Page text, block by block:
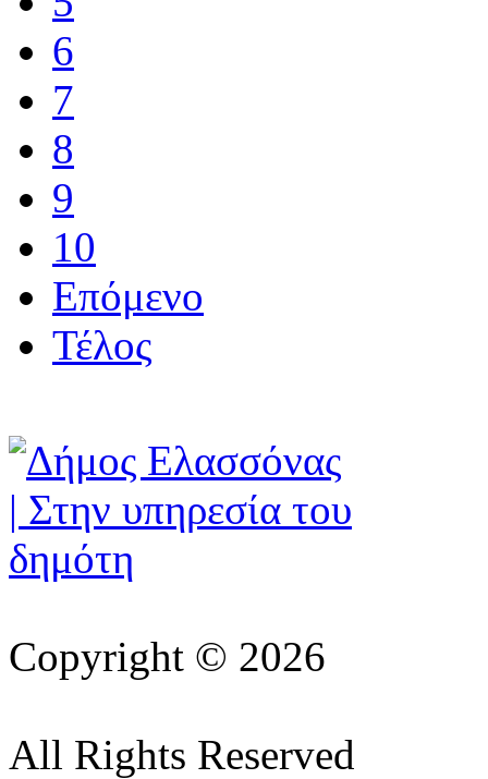
6
7
8
9
10
Επόμενο
Τέλος
Copyright © 2026
All Rights Reserved